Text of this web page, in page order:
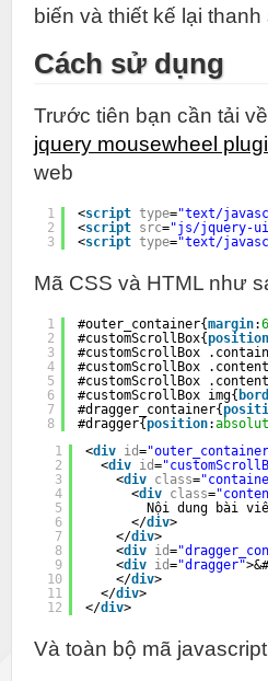
biến và thiết kế lại
Cách sử dụng
Trước tiên bạn cần tải về
jquery mousewheel
web
1
2
3
<script type="text/
<script src="js/jquery-
<script type="text/
Mã CSS và HTML như
1
2
3
4
5
6
7
8
#outer_container{margin:
#customScrollBox{position
#customScrollBox
#customScrollBox
#customScrollBox
#customScrollBox img{
#dragger_container{
#dragger{position:
1
2
3
4
5
6
7
8
9
10
11
12
<div id=
<div id=
<div class=
<div class=
Nội dung bài
</div>
</div>
<div id=
<div id="dragger"
</div>
</div>
</div>
Và toàn bộ mã